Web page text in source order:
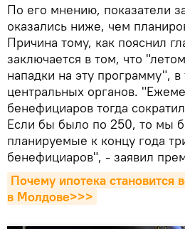
По его мнению, показатели
оказались ниже, чем
Причина тому, как пояснил
заключается в том, что
нападки на эту программу", в
центральных органов.
бенефициаров тогда
Если бы было по 250, то мы
планируемые к концу года
бенефициаров", - заявил
Почему ипотека становится
в Молдове>>>